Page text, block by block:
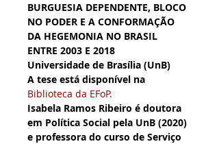
BURGUESIA DEPENDENTE, BLOCO
NO PODER E A CONFORMAÇÃO
DA HEGEMONIA NO BRASIL
ENTRE 2003 E 2018
Universidade de Brasília (UnB)
A tese está disponível na
Biblioteca da EFoP.
Isabela Ramos Ribeiro é doutora
em Política Social pela UnB (2020)
e professora do curso de Serviço